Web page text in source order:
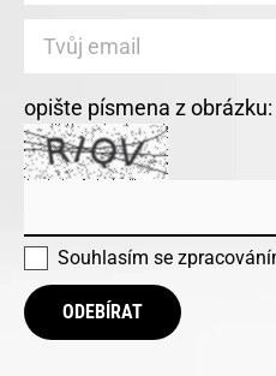
opište písmena z obrázku:
Souhlasím se
ODEBÍRAT